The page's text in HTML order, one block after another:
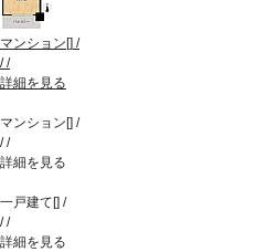
マンション [] /
//
詳細を見る
マンション [] /
//
詳細を見る
一戸建て [] /
//
詳細を見る